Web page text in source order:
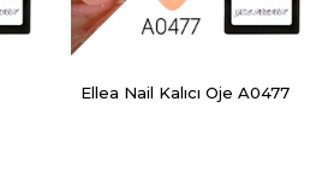
Ellea Nail Kalıcı Oje A0477